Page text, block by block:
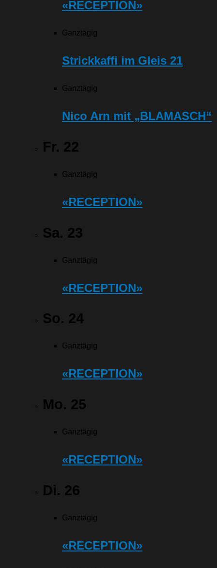
«RECEPTION»
Ganztägig
Strickkaffi im Gleis 21
Ganztägig
Nico Arn mit „BLAMASCH“
Fr. 22
Ganztägig
«RECEPTION»
Sa. 23
Ganztägig
«RECEPTION»
So. 24
Ganztägig
«RECEPTION»
Mo. 25
Ganztägig
«RECEPTION»
Di. 26
Ganztägig
«RECEPTION»